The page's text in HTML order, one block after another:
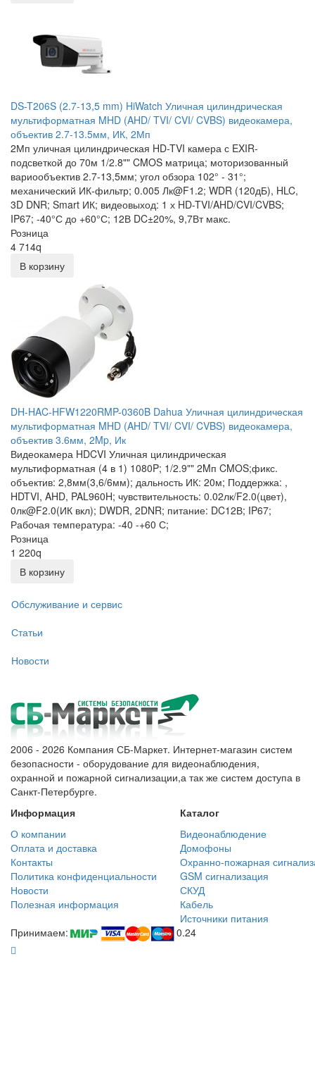
DS-T206S (2.7-13,5 mm) HiWatch Уличная цилиндрическая
мультиформатная MHD (AHD/ TVI/ CVI/ CVBS) видеокамера,
объектив 2.7-13.5мм, ИК, 2Мп
2Мп уличная цилиндрическая HD-TVI камера с EXIR-
подсветкой до 70м 1/2.8"" CMOS матрица; моторизованный
вариообъектив 2.7-13,5мм; угол обзора 102° - 31°;
механический ИК-фильтр; 0.005 Лк@F1.2; WDR (120дБ), HLC,
3D DNR; Smart ИК; видеовыход: 1 х HD-TVI/AHD/CVI/CVBS;
IP67; -40°С до +60°С; 12В DC±20%, 9,7Вт макс.
Розница
4 714q
В корзину
DH-HAC-HFW1220RMP-0360B Dahua Уличная цилиндрическая
мультиформатная MHD (AHD/ TVI/ CVI/ CVBS) видеокамера,
объектив 3.6мм, 2Mp, Ик
Видеокамера HDCVI Уличная цилиндрическая
мультиформатная (4 в 1) 1080P; 1/2.9"" 2Mп CMOS;фикс.
объектив: 2,8мм(3,6/6мм); дальность ИК: 20м; Поддержка: ,
HDTVI, AHD, PAL960H; чувствительность: 0.02лк/F2.0(цвет),
0лк@F2.0(ИК вкл); DWDR, 2DNR; питание: DC12В; IP67;
Рабочая температура: -40 -+60 С;
Розница
1 220q
В корзину
Обслуживание и сервис
Статьи
Новости
2006 - 2026 Компания СБ-Маркет. Интернет-магазин систем
безопасности - оборудование для видеонаблюдения,
охранной и пожарной сигнализации,а так же систем доступа в
Санкт-Петербурге.
Информация
Каталог
О компании
Видеонаблюдение
Оплата и доставка
Домофоны
Контакты
Охранно-пожарная
Политика конфиденциальности
GSM сигнализация
Новости
СКУД
Полезная информация
Кабель
Источники питания
Принимаем:
0.24